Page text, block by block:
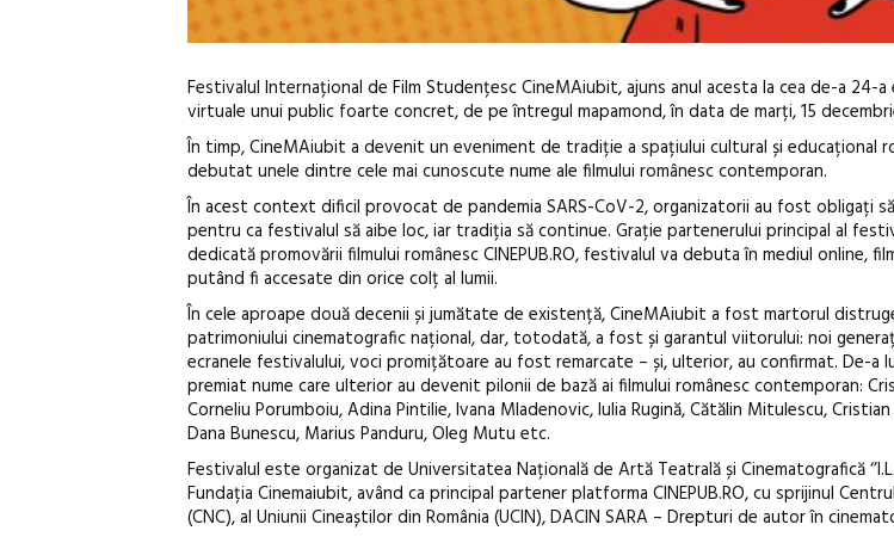
Festivalul Internațional de Film Studențesc CineMAiubit, ajuns anul acesta la cea de-a 24-
virtuale unui public foarte concret, de pe întregul mapamond, în data de marți, 15
În timp, CineMAiubit a devenit un eveniment de tradiție a spațiului cultural și educațional
debutat unele dintre cele mai cunoscute nume ale filmului românesc contemporan.
În acest context dificil provocat de pandemia SARS-CoV-2, organizatorii au fost obligați
pentru ca festivalul să aibe loc, iar tradiția să continue. Grație partenerului principal al
dedicată promovării filmului românesc CINEPUB.RO, festivalul va debuta în mediul online,
putând fi accesate din orice colț al lumii.
În cele aproape două decenii și jumătate de existență, CineMAiubit a fost martorul
patrimoniului cinematografic național, dar, totodată, a fost și garantul viitorului: noi
ecranele festivalului, voci promițătoare au fost remarcate – și, ulterior, au confirmat. De-a
premiat nume care ulterior au devenit pilonii de bază ai filmului românesc contemporan:
Corneliu Porumboiu, Adina Pintilie, Ivana Mladenovic, Iulia Rugină, Cătălin Mitulescu,
Dana Bunescu, Marius Panduru, Oleg Mutu etc.
Festivalul este organizat de Universitatea Națională de Artă Teatrală și Cinematografică
Fundația Cinemaiubit, având ca principal partener platforma CINEPUB.RO, cu sprijinul
(CNC), al Uniunii Cineaștilor din România (UCIN), DACIN SARA – Drepturi de autor în